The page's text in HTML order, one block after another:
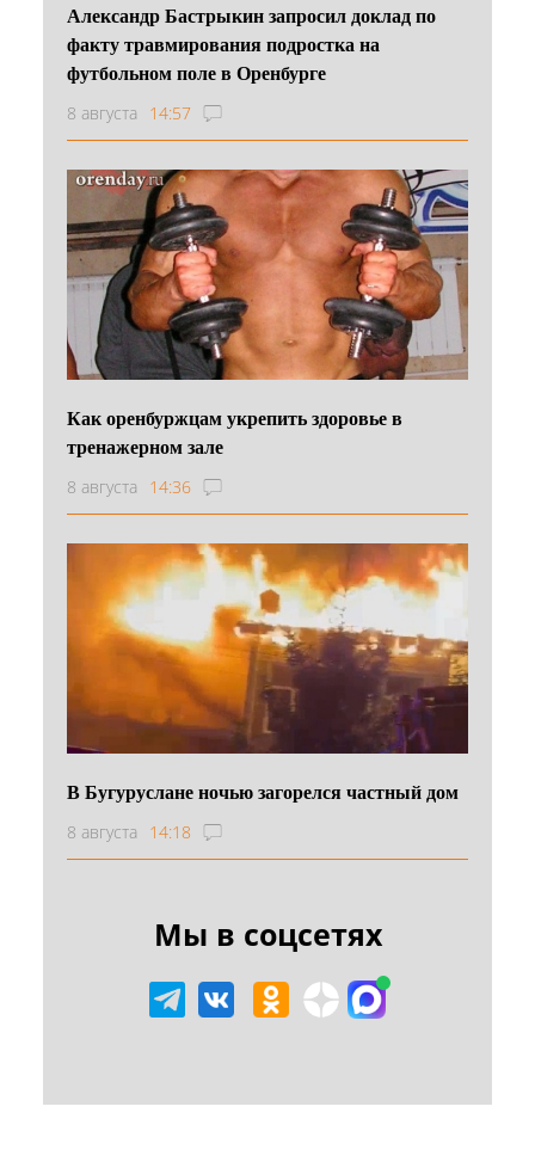
Александр Бастрыкин запросил доклад по
факту травмирования подростка на
футбольном поле в Оренбурге
8 августа 14:57
Как оренбуржцам укрепить здоровье в
тренажерном зале
8 августа 14:36
В Бугуруслане ночью загорелся частный дом
8 августа 14:18
Мы в соцсетях